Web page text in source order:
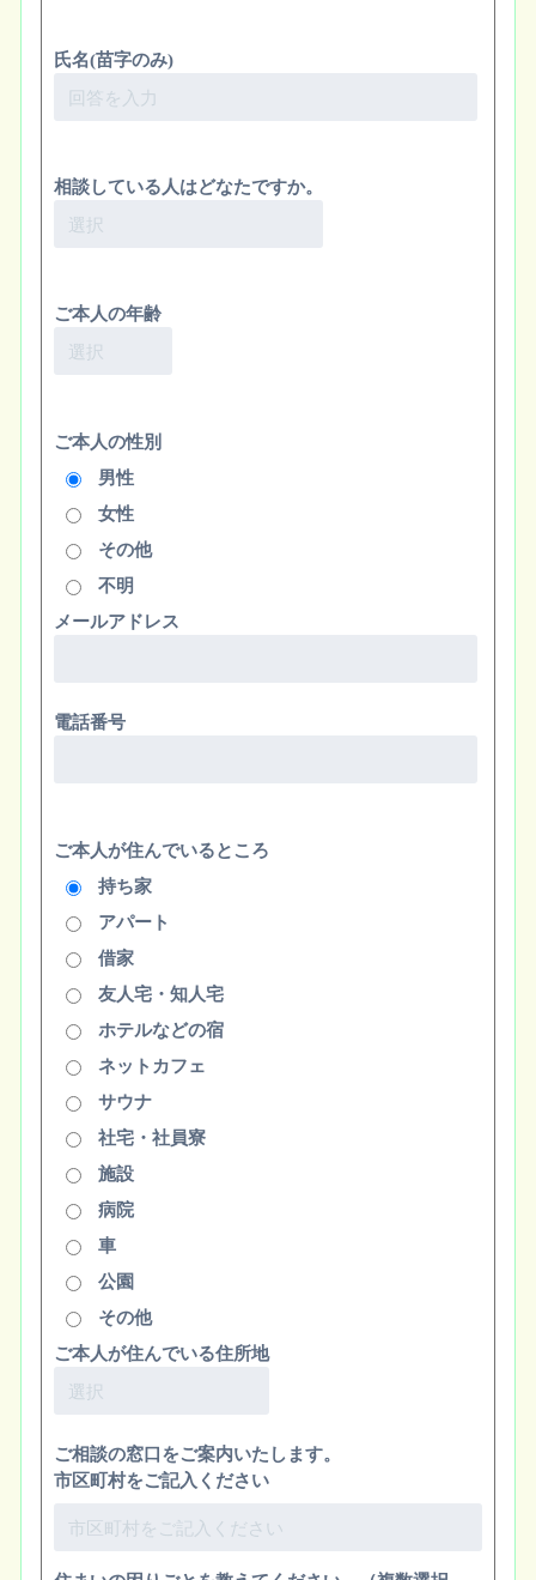
氏名(苗字のみ)
相談している人はどなたですか。
ご本人の年齢
ご本人の性別
男性
女性
その他
不明
メールアドレス
電話番号
ご本人が住んでいるところ
持ち家
アパート
借家
友人宅・知人宅
ホテルなどの宿
ネットカフェ
サウナ
社宅・社員寮
施設
病院
車
公園
その他
ご本人が住んでいる住所地
ご相談の窓口をご案内いたします。
市区町村をご記入ください